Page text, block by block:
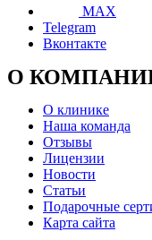
MAX
Telegram
Вконтакте
О
О клинике
Наша команда
Отзывы
Лицензии
Новости
Статьи
Подарочные
Карта сайта